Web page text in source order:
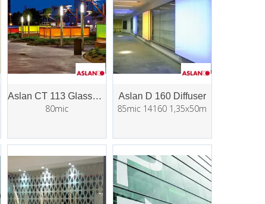
Aslan CT 113 GlassColour
80mic
Aslan D 160 Diffuser
85mic 14160 1,35x50m